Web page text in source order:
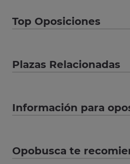
Top Oposiciones
Plazas Relacionadas
Información para
Opobusca te